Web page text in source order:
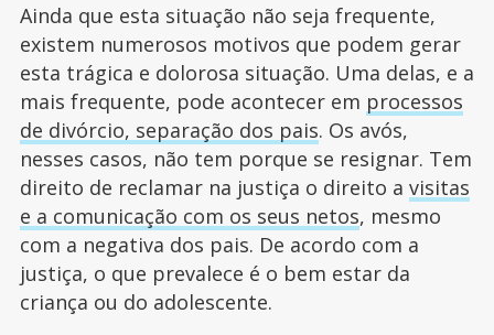
Ainda que esta situação não seja frequente,
existem numerosos motivos que podem gerar
esta trágica e dolorosa situação. Uma delas, e a
mais frequente, pode acontecer em processos
de divórcio, separação dos pais. Os avós,
nesses casos, não tem porque se resignar. Tem
direito de reclamar na justiça o direito a visitas
e a comunicação com os seus netos, mesmo
com a negativa dos pais. De acordo com a
justiça, o que prevalece é o bem estar da
criança ou do adolescente.